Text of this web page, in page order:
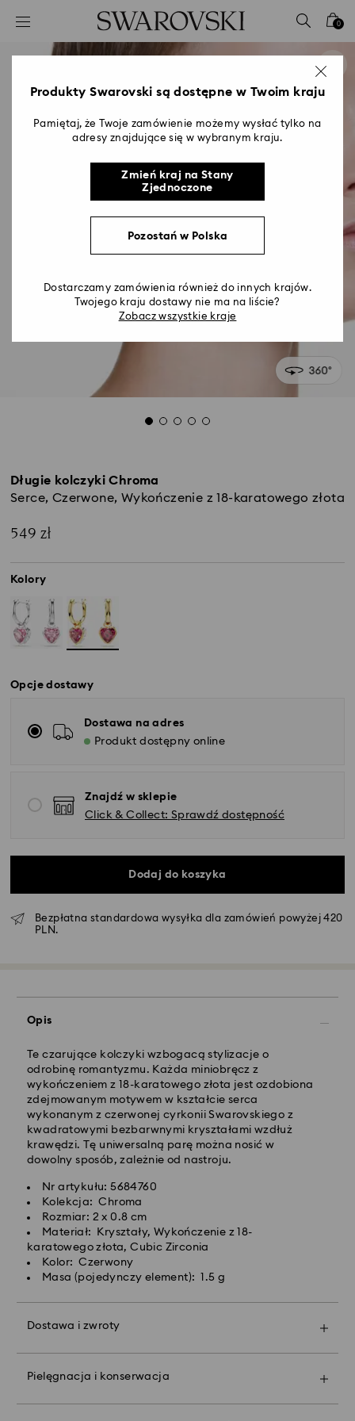
Lista kluczy dostępu
0 - Nagłówek
2 - Stopka
0
Długie kolczyki Chroma
Serce, Czerwone, Wykończenie z 18-karatowego złota
549 zł
Kolory
Opcje dostawy
Dostawa na adres
Produkt dostępny online
Znajdź w sklepie
Click & Collect: Sprawdź dostępność
Dodaj do koszyka
Bezpłatna standardowa wysyłka dla zamówień powyżej 420
PLN.
Opis
Te czarujące kolczyki wzbogacą stylizacje o
odrobinę romantyzmu. Każda miniobręcz z
wykończeniem z 18-karatowego złota jest ozdobiona
zdejmowanym motywem w kształcie serca
wykonanym z czerwonej cyrkonii Swarovskiego z
kwadratowymi bezbarwnymi kryształami wzdłuż
krawędzi. Tę uniwersalną parę można nosić w
dowolny sposób, zależnie od nastroju.
Nr artykułu: 5684760
Kolekcja: Chroma
Rozmiar: 2 x 0.8 cm
Materiał: Kryształy, Wykończenie z 18-
karatowego złota, Cubic Zirconia
Kolor: Czerwony
Masa (pojedynczy element): 1.5 g
Dostawa i zwroty
Standardowy dostawy - GLS
Standardowy czas dostawy: 3 dni robocze po
Koszt dostawy standardowej: 25 PLN
Bezpłatna standardowa wysyłka dla zamówień
powyżej 420 PLN
Dostawy ekspresowej - FedEx
Zamówienia złożone of poniedziałku do piątku do
godziny 14:30 czasu CET zostaną przetworzone i
wysłane tego samego dnia.
Czas dostawy ekspresowej: 1-2 dni robocze po
przetworzeniu i wysyłce
Koszt dostawy ekspresowej: 90 PLN
Firma Swarovski nie oferuje dostaw do skrytek
otrzymania ostatecznej płatności.
W przypadku zakupu produktów Crystal Myriad,
wysłanie paczki może potrwać do 2 tygodni i
Pielęgnacja i konserwacja
Spraw, by Twój podarunek stał się jeszcze bardziej
spersonalizowaną wiadomość.
Produkty Swarovski są dostępne w Twoim kraju
Pamiętaj, że Twoje zamówienie możemy wysłać tylko na
adresy znajdujące się w wybranym kraju.
Zmień kraj na Stany
Zjednoczone
Pozostań w Polska
Dostarczamy zamówienia również do innych krajów.
Twojego kraju dostawy nie ma na liście?
Zobacz wszystkie kraje